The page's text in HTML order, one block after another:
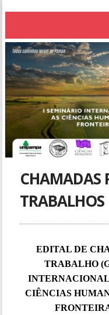
CHAMADAS
TRABALHOS
EDITAL DE
TRABALHO
CIÊNCIAS